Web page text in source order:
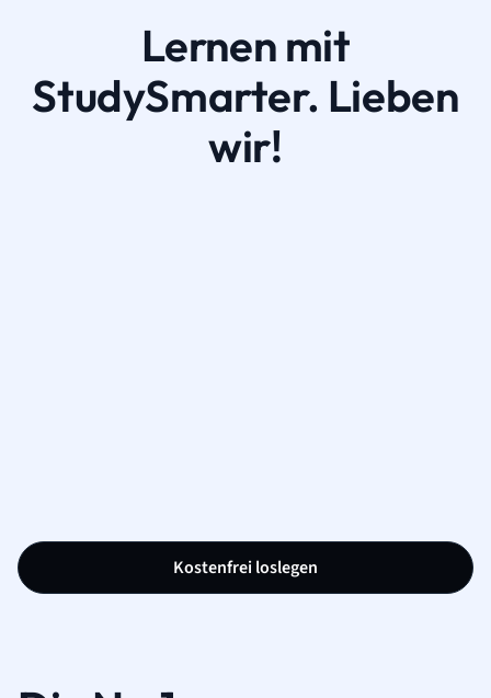
Lernen mit
StudySmarter. Lieben
wir!
Kostenfrei loslegen